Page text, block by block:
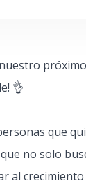
👌
que
no solo
al crecimiento